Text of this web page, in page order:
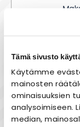
Tämä sivusto
Käytämme
mainosten
ominaisuuksien
analysoimiseen.
median,